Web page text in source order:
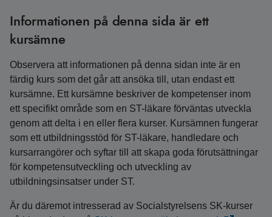
Informationen på denna sida är ett
kursämne
Observera att informationen på denna sidan inte är en
färdig kurs som det går att ansöka till, utan endast ett
kursämne. Ett kursämne beskriver de kompetenser inom
ett specifikt område som en ST-läkare förväntas utveckla
genom att delta i en eller flera kurser. Kursämnen fungerar
som ett utbildningsstöd för ST-läkare, handledare och
kursarrangörer och syftar till att skapa goda förutsättningar
för kompetensutveckling och utveckling av
utbildningsinsatser under ST.
Är du däremot intresserad av Socialstyrelsens SK-kurser